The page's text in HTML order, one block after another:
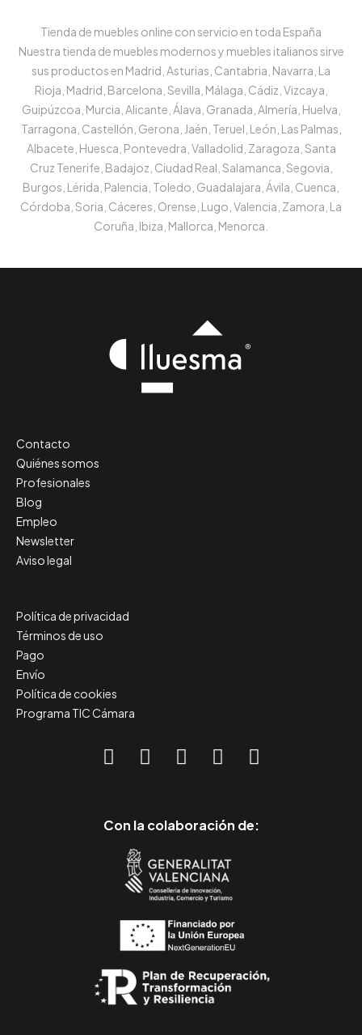
Tienda de muebles online con servicio en toda España
Nuestra tienda de muebles modernos y muebles italianos sirve
sus productos en Madrid, Asturias, Cantabria, Navarra, La
Rioja, Madrid, Barcelona, Sevilla, Málaga, Cádiz, Vizcaya,
Guipúzcoa, Murcia, Alicante, Álava, Granada, Almería, Huelva,
Tarragona, Castellón, Gerona, Jaén, Teruel, León, Las Palmas,
Albacete, Huesca, Pontevedra, Valladolid, Zaragoza, Santa
Cruz Tenerife, Badajoz, Ciudad Real, Salamanca, Segovia,
Burgos, Lérida, Palencia, Toledo, Guadalajara, Ávila, Cuenca,
Córdoba, Soria, Cáceres, Orense, Lugo, Valencia, Zamora, La
Coruña, Ibiza, Mallorca, Menorca.
Contacto
Quiénes somos
Profesionales
Blog
Empleo
Newsletter
Aviso legal
Política de privacidad
Términos de uso
Pago
Envío
Política de cookies
Programa TIC Cámara
Con la colaboración de: